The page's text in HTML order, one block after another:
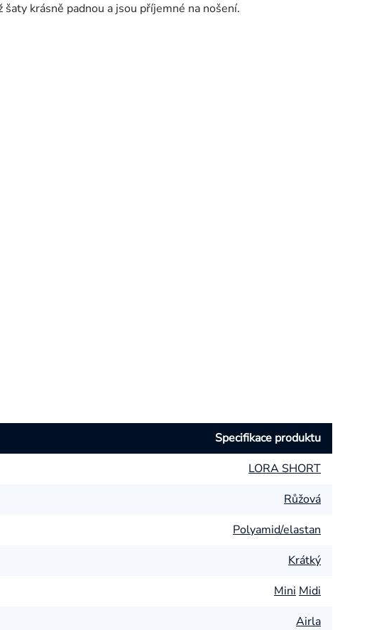
krásně padnou a jsou příjemné na nošení.
Specifikace produktu
LORA SHORT
Růžová
Polyamid/elastan
Krátký
Mini Midi
Airla